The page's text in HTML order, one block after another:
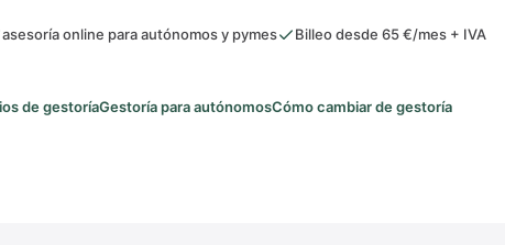
asesoría online para autónomos y pymes
Billeo desde 65 €/mes + IVA
de gestoríaGestoría para autónomosCómo cambiar de gestoría